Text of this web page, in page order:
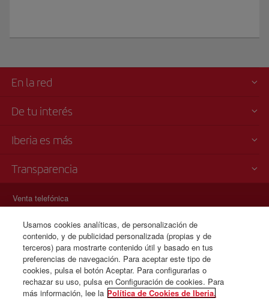
En la red
De tu interés
Iberia es más
Transparencia
Venta telefónica
Lunes a domingo 00:00 - 24:00 horas ( español e inglés).
Línea gratuita
+58 800 364 56 45
Lunes a domingo 00:00 - 24:00 horas ( español e inglés).
Usamos cookies analíticas, de personalización de
contenido, y de publicidad personalizada (propias y de
terceros) para mostrarte contenido útil y basado en tus
preferencias de navegación. Para aceptar este tipo de
cookies, pulsa el botón Aceptar. Para configurarlas o
rechazar su uso, pulsa en Configuración de cookies. Para
más información, lee la Política de Cookies de Iberia.